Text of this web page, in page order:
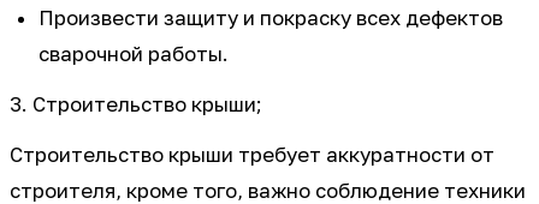
Произвести защиту и покраску всех дефектов
сварочной работы.
3. Строительство крыши;
Строительство крыши требует аккуратности от
строителя, кроме того, важно соблюдение техники